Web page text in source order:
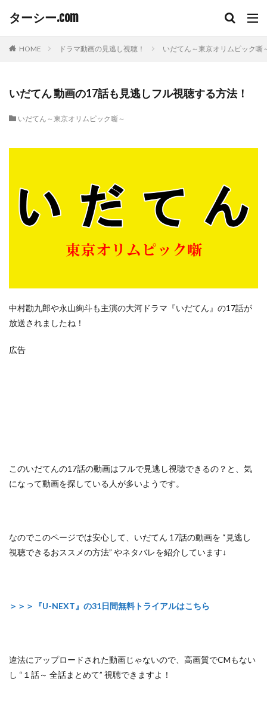
ターシー.com
HOME ドラマ動画の見逃し視聴！ いだてん～東京オリムピック噺
いだてん 動画の17話も見逃しフル視聴する方法！
いだてん～東京オリムピック噺～
中村勘九郎や永山絢斗も主演の大河ドラマ『いだてん』の17話が
放送されましたね！
広告
このいだてんの17話の動画はフルで見逃し視聴できるの？ と、気
になって動画を探している人が多いようです。
なのでこのページでは安心して、 いだてん 17話の動画を “見逃し
視聴できるおススメの方法” やネタバレを紹介しています↓
＞＞＞『U-NEXT』の31日間無料トライアルはこちら
違法にアップロードされた動画じゃないので 、高画質でCMもない
し “１話～ 全話まとめて” 視聴できますよ！